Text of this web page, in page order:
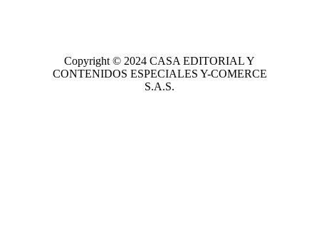
Copyright © 2024 CASA EDITORIALY
CONTENIDOS ESPECIALES Y-COMERCE
S.A.S.